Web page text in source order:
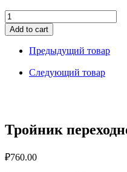
Тройник
переходной
D
110-
Add to cart
Предыдущий товар
Следующий товар
Тройник
₽760.00